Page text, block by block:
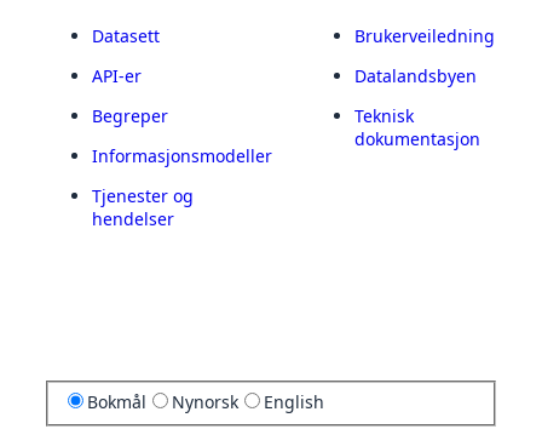
Datasett
API-er
Begreper
Informasjonsmodeller
Tjenester og
hendelser
Brukerveiledning
Datalandsbyen
Teknisk
dokumentasjon
Bokmål Nynorsk English